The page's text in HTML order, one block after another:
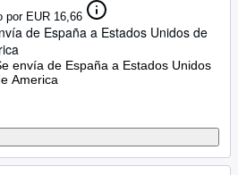
por EUR 16,66
de España a Estados Unidos de
envía de España a Estados Unidos
America